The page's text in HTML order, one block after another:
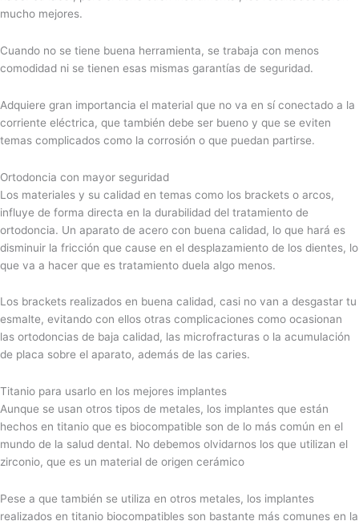
mucho mejores.
Cuando no se tiene buena herramienta, se trabaja con menos
comodidad ni se tienen esas mismas garantías de seguridad.
Adquiere gran importancia el material que no va en sí conectado a la
corriente eléctrica, que también debe ser bueno y que se eviten
temas complicados como la corrosión o que puedan partirse.
Ortodoncia con mayor seguridad
Los materiales y su calidad en temas como los brackets o arcos,
influye de forma directa en la durabilidad del tratamiento de
ortodoncia. Un aparato de acero con buena calidad, lo que hará es
disminuir la fricción que cause en el desplazamiento de los dientes, lo
que va a hacer que es tratamiento duela algo menos.
Los brackets realizados en buena calidad, casi no van a desgastar tu
esmalte, evitando con ellos otras complicaciones como ocasionan
las ortodoncias de baja calidad, las microfracturas o la acumulación
de placa sobre el aparato, además de las caries.
Titanio para usarlo en los mejores implantes
Aunque se usan otros tipos de metales, los implantes que están
hechos en titanio que es biocompatible son de lo más común en el
mundo de la salud dental. No debemos olvidarnos los que utilizan el
zirconio, que es un material de origen cerámico
Pese a que también se utiliza en otros metales, los implantes
realizados en titanio biocompatibles son bastante más comunes en la